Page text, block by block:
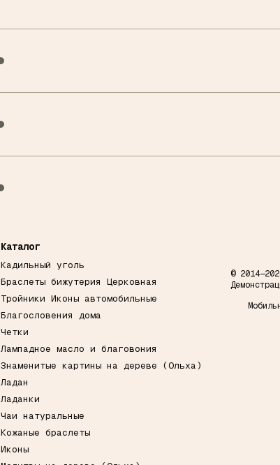
Каталог
Кадильный уголь
Браслеты бижутерия Церковная
Тройники Иконы автомобильные
Благословения дома
Четки
Лампадное масло и благовония
Знаменитые картины на дереве (Ольха)
Ладан
Ладанки
Чаи натуральные
Кожаные браслеты
Иконы
©